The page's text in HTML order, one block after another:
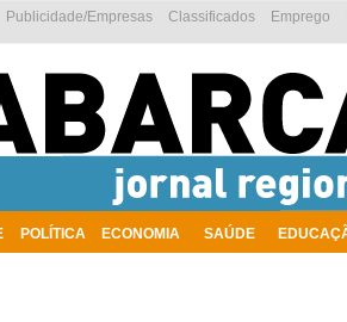
POLÍTICA ECONOMIA SAÚDE
Emprego
Classificados
Publicidade/Empresas